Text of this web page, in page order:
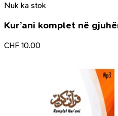
Nuk ka stok
Kur’ani komplet në
CHF 10.00